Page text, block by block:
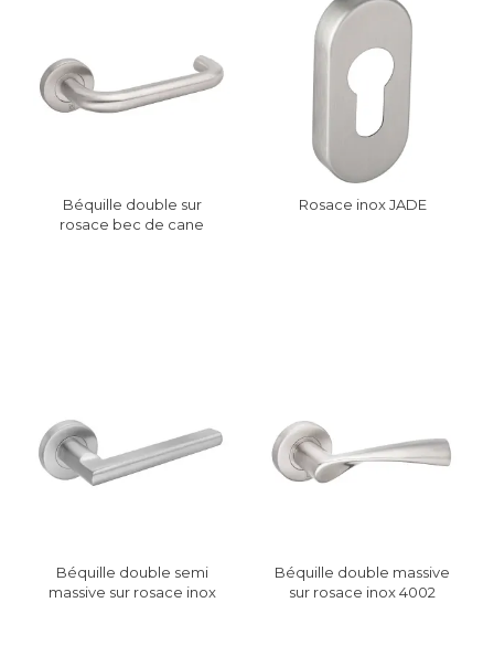
Béquille double sur
rosace bec de cane
Rosace inox JADE
Béquille double semi
massive sur rosace inox
Béquille double massive
sur rosace inox 4002